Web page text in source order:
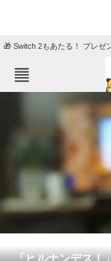
🎁 Switch 2もあたる！ プレゼ
グルメ
住まい
会員記事
「ヒルナンデス！